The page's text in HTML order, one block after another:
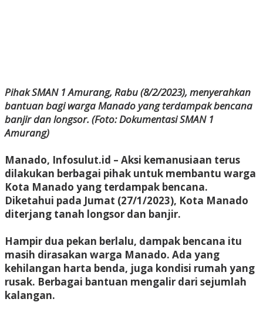
Pihak SMAN 1 Amurang, Rabu (8/2/2023), menyerahkan
bantuan bagi warga Manado yang terdampak bencana
banjir dan longsor. (Foto: Dokumentasi SMAN 1
Amurang)
Manado, Infosulut.id – Aksi kemanusiaan terus
dilakukan berbagai pihak untuk membantu warga
Kota Manado yang terdampak bencana.
Diketahui pada Jumat (27/1/2023), Kota Manado
diterjang tanah longsor dan banjir.
Hampir dua pekan berlalu, dampak bencana itu
masih dirasakan warga Manado. Ada yang
kehilangan harta benda, juga kondisi rumah yang
rusak. Berbagai bantuan mengalir dari sejumlah
kalangan.